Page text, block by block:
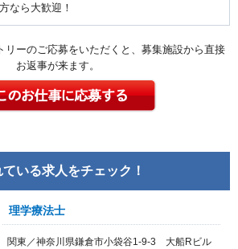
なら大歓迎！
リーのご応募をいただくと、募集施設から直接
お返事が来ます。
いる求人をチェック！
理学療法士
関東／神奈川県鎌倉市小袋谷1-9-3 大船Rビル